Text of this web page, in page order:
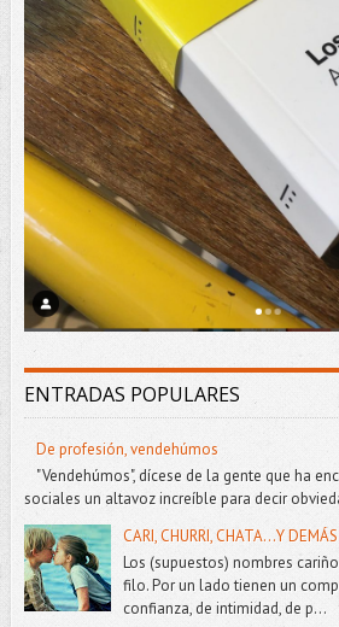
ENTRADAS POPULARES
De profesión, vendehúmos
"Vendehúmos", dícese de la gente que ha
sociales un altavoz increíble para decir
CARI, CHURRI, CHATA...Y DEMÁS
Los (supuestos) nombres
filo. Por un lado tienen un
confianza, de intimidad, de p...